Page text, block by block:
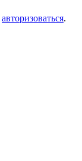
авторизоваться.